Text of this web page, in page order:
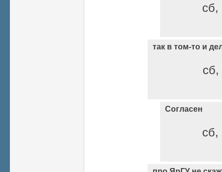
сб,
так в том-то и
Согласен
сб,